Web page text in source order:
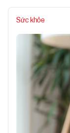
Sức khỏe